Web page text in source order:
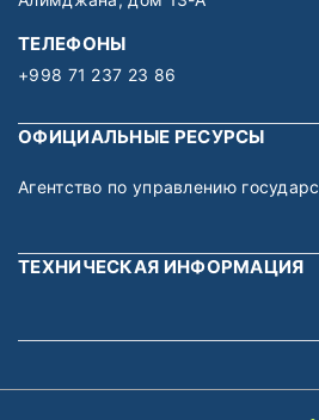
ТЕЛЕФОНЫ
+998 71 237 23 86
ОФИЦИАЛЬНЫЕ РЕСУРСЫ
Агентство по управлению
ТЕХНИЧЕСКАЯ ИНФОРМАЦИЯ